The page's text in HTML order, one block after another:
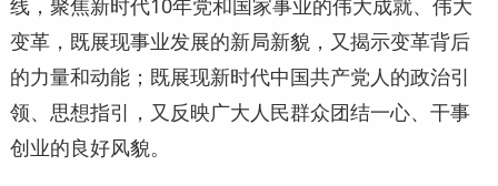
变革，既展现事业发展的新局新貌，又揭示变革背后
的力量和动能；既展现新时代中国共产党人的政治引
领、思想指引，又反映广大人民群众团结一心、干事
创业的良好风貌。